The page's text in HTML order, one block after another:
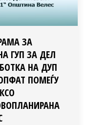
ЗА
ГУП ЗА ДЕЛ
НА ДУП
ПОМЕЃУ